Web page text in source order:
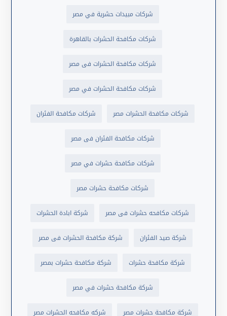
شركات مبيدات حشرية في مصر
شركات مكافحة الحشرات بالقاهرة
شركات مكافحة الحشرات فى مصر
شركات مكافحة الحشرات في مصر
شركات مكافحة الحشرات مصر شركات مكافحة الفئران
شركات مكافحة الفئران فى مصر
شركات مكافحة حشرات في مصر
شركات مكافحة حشرات مصر
شركات مكافحه حشرات فى مصر شركة ابادة الحشرات
شركة صيد الفئران شركة مكافحة الحشرات فى مصر
شركة مكافحة حشرات شركة مكافحة حشرات بمصر
شركة مكافحة حشرات في مصر
شركة مكافحة حشرات مصر شركه مكافحه الحشرات مصر